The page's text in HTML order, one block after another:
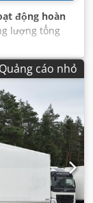
động hoàn
lượng tổng
rộng:
sắc:trắng, Năm
bảo dưỡng
Quảng cáo nhỏ